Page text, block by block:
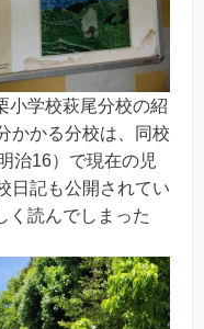
小学校萩尾分校の紹
かかる分校は、同校
治16）で現在の児
日記も公開されてい
く読んでしまった